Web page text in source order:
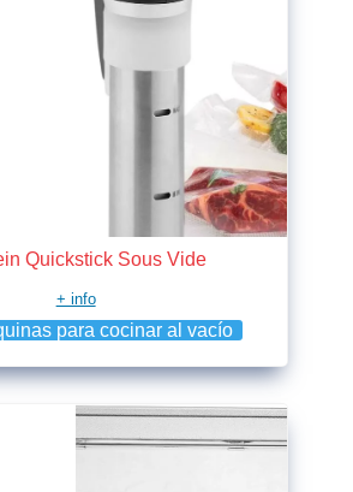
Quickstick Sous Vide
+ info
para cocinar al vacío